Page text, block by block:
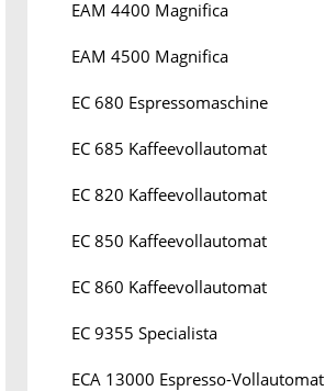
EAM 4400 Magnifica
EAM 4500 Magnifica
EC 680 Espressomaschine
EC 685 Kaffeevollautomat
EC 820 Kaffeevollautomat
EC 850 Kaffeevollautomat
EC 860 Kaffeevollautomat
EC 9355 Specialista
ECA 13000 Espresso-Vollautomat